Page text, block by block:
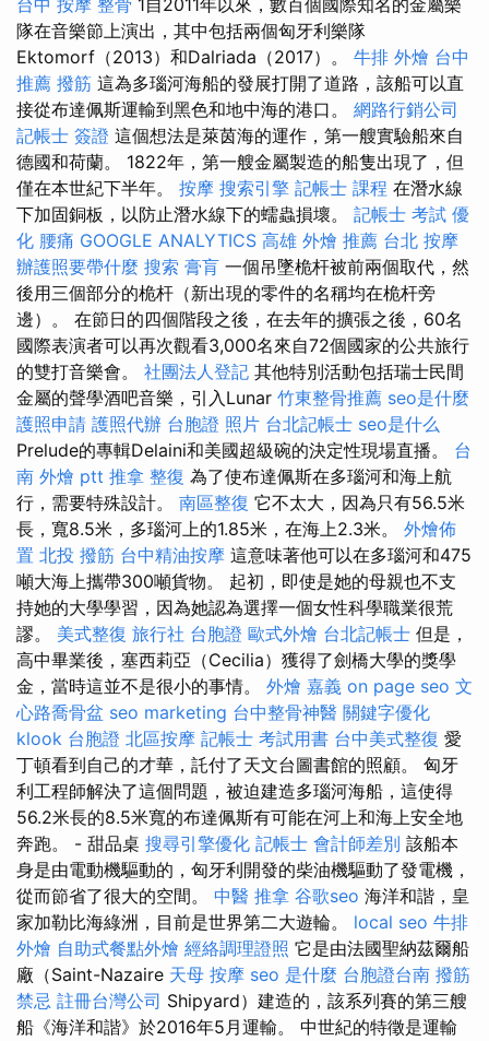
台中 按摩 整骨 1自2011年以來，數百個國際知名的金屬樂
隊在音樂節上演出，其中包括兩個匈牙利樂隊
Ektomorf（2013）和Dalriada（2017）。 牛排 外燴 台中
推薦 撥筋 這為多瑙河海船的發展打開了道路，該船可以直
接從布達佩斯運輸到黑色和地中海的港口。 網路行銷公司
記帳士 簽證 這個想法是萊茵海的運作，第一艘實驗船來自
德國和荷蘭。 1822年，第一艘金屬製造的船隻出現了，但
僅在本世紀下半年。 按摩 搜索引擎 記帳士 課程 在潛水線
下加固銅板，以防止潛水線下的蠕蟲損壞。 記帳士 考試 優
化 腰痛 GOOGLE ANALYTICS 高雄 外燴 推薦 台北 按摩
辦護照要帶什麼 搜索 膏肓 一個吊墜桅杆被前兩個取代，然
後用三個部分的桅杆（新出現的零件的名稱均在桅杆旁
邊）。 在節日的四個階段之後，在去年的擴張之後，60名
國際表演者可以再次觀看3,000名來自72個國家的公共旅行
的雙打音樂會。 社團法人登記 其他特別活動包括瑞士民間
金屬的聲學酒吧音樂，引入Lunar 竹東整骨推薦 seo是什麼
護照申請 護照代辦 台胞證 照片 台北記帳士 seo是什么
Prelude的專輯Delaini和美國超級碗的決定性現場直播。 台
南 外燴 ptt 推拿 整復 為了使布達佩斯在多瑙河和海上航
行，需要特殊設計。 南區整復 它不太大，因為只有56.5米
長，寬8.5米，多瑙河上的1.85米，在海上2.3米。 外燴佈
置 北投 撥筋 台中精油按摩 這意味著他可以在多瑙河和475
噸大海上攜帶300噸貨物。 起初，即使是她的母親也不支
持她的大學學習，因為她認為選擇一個女性科學職業很荒
謬。 美式整復 旅行社 台胞證 歐式外燴 台北記帳士 但是，
高中畢業後，塞西莉亞（Cecilia）獲得了劍橋大學的獎學
金，當時這並不是很小的事情。 外燴 嘉義 on page seo 文
心路喬骨盆 seo marketing 台中整骨神醫 關鍵字優化
klook 台胞證 北區按摩 記帳士 考試用書 台中美式整復 愛
丁頓看到自己的才華，託付了天文台圖書館的照顧。 匈牙
利工程師解決了這個問題，被迫建造多瑙河海船，這使得
56.2米長的8.5米寬的布達佩斯有可能在河上和海上安全地
奔跑。 - 甜品桌 搜尋引擎優化 記帳士 會計師差別 該船本
身是由電動機驅動的，匈牙利開發的柴油機驅動了發電機，
從而節省了很大的空間。 中醫 推拿 谷歌seo 海洋和諧，皇
家加勒比海綠洲，目前是世界第二大遊輪。 local seo 牛排
外燴 自助式餐點外燴 經絡調理證照 它是由法國聖納茲爾船
廠（Saint-Nazaire 天母 按摩 seo 是什麼 台胞證台南 撥筋
禁忌 註冊台灣公司 Shipyard）建造的，該系列賽的第三艘
船《海洋和諧》於2016年5月運輸。 中世紀的特徵是運輸